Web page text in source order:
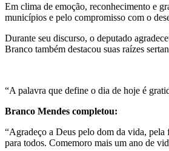
Em clima de emoção, reconhecimento e
municípios e pelo compromisso com o
Durante seu discurso, o deputado
Branco também destacou suas raízes
“A palavra que define o dia de hoje é
Branco Mendes completou:
“Agradeço a Deus pelo dom da vida, pela
para todos. Comemoro mais um ano de